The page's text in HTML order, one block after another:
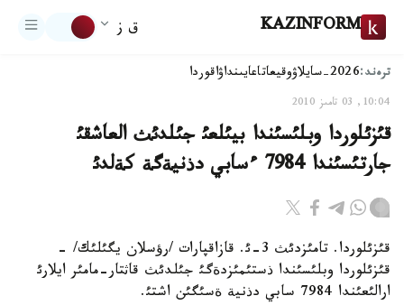
KAZINFORM ق ز
ترەند:2026-سايلاۋ وقيعاتاعايىنداۋاقوردا
10:04, 03 تامىز 2010
قئزئلوردا وبلئسئندا بيئلعئ جئلدئث العاشقئ
جارتئسئندا 7984 ءسابي دذنيةگة كةلدئ
قئزئلوردا. تامئزدئث 3-ئ. قازاقپارات /رؤسلان يگئلئك/ -
قئزئلوردا وبلئسئندا ذستئمئزدةگئ جئلدئث قاثتار-مامئر ايلارئ
ارالئعئندا 7984 سابي دذنية ةسئگئن اشتئ.